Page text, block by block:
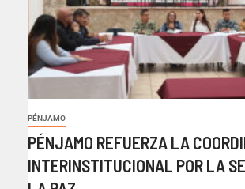
PÉNJAMO
PÉNJAMO REFUERZA LA
INTERINSTITUCIONAL POR LA